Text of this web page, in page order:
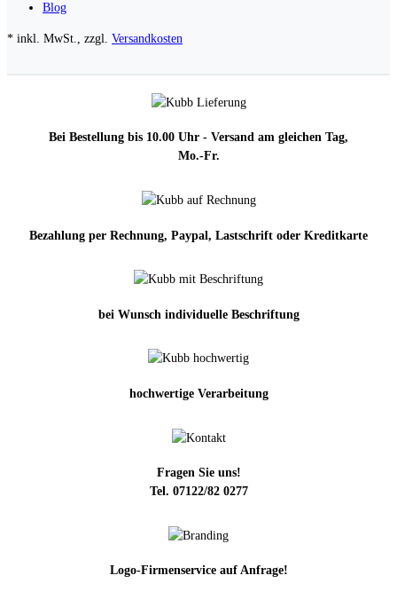
Blog
* inkl. MwSt., zzgl. Versandkosten
Bei Bestellung bis 10.00 Uhr - Versand am gleichen Tag,
Mo.-Fr.
Bezahlung per Rechnung, Paypal, Lastschrift oder Kreditkarte
bei Wunsch individuelle Beschriftung
hochwertige Verarbeitung
Fragen Sie uns!
Tel. 07122/82 0277
Logo-Firmenservice auf Anfrage!